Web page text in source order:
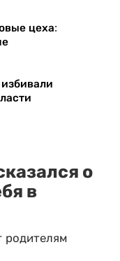
цеха:
о
в
родителям